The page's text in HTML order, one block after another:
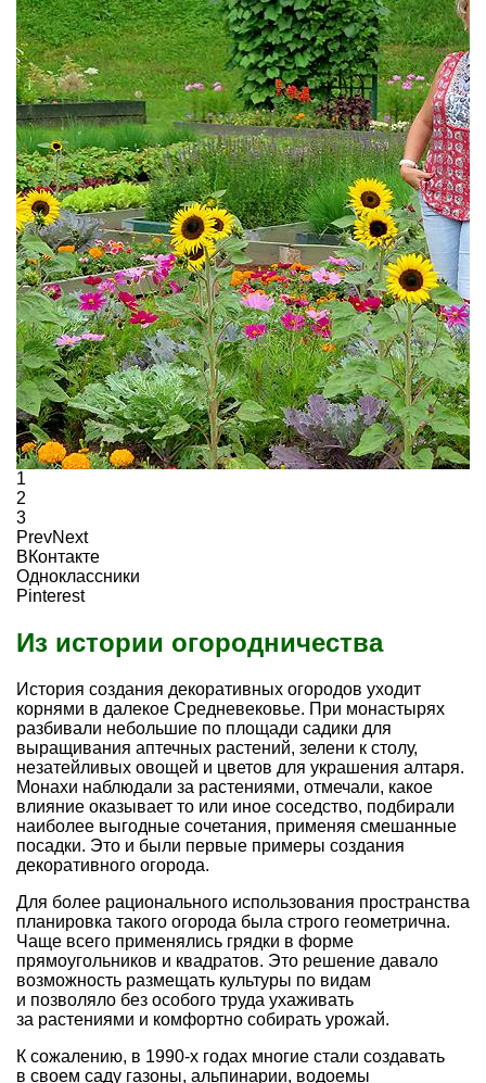
1
2
3
PrevNext
ВКонтакте
Одноклассники
Pinterest
Из истории огородничества
История создания декоративных огородов уходит
корнями в далекое Средневековье. При монастырях
разбивали небольшие по площади садики для
выращивания аптечных растений, зелени к столу,
незатейливых овощей и цветов для украшения алтаря.
Монахи наблюдали за растениями, отмечали, какое
влияние оказывает то или иное соседство, подбирали
наиболее выгодные сочетания, применяя смешанные
посадки. Это и были первые примеры создания
декоративного огорода.
Для более рационального использования пространства
планировка такого огорода была строго геометрична.
Чаще всего применялись грядки в форме
прямоугольников и квадратов. Это решение давало
возможность размещать культуры по видам
и позволяло без особого труда ухаживать
за растениями и комфортно собирать урожай.
К сожалению, в 1990-х годах многие стали создавать
в своем саду газоны, альпинарии, водоемы